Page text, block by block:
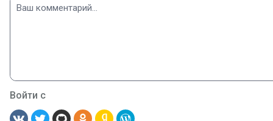
Войти с